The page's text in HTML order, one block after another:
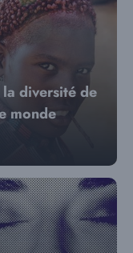
diversité de
monde